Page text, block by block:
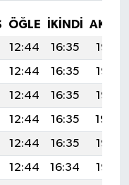
ÖĞLE İKINDI
12:44 16:35
19:56
12:44 16:35
19:55
12:44 16:35
19:55
12:44 16:35
19:54
12:44 16:35
19:53
12:44 16:34
19:52